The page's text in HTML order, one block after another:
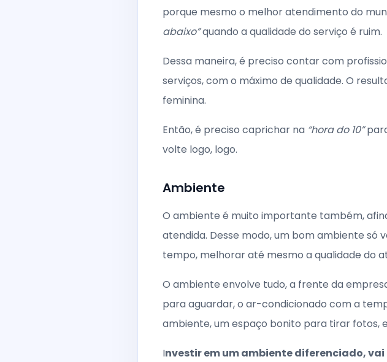
porque mesmo o melhor atendimento do
abaixo”quando a qualidade do serviço é ruim.
Dessa maneira, é preciso contar com
serviços, com o máximo de qualidade. O
feminina.
Então, é preciso caprichar na “hora do 10”
volte logo, logo.
Ambiente
O ambiente é muito importante também,
atendida. Desse modo, um bom ambiente
tempo, melhorar até mesmo a qualidade do
O ambiente envolve tudo, a frente da
para aguardar, o ar-condicionado com a
ambiente, um espaço bonito para tirar fotos,
Investir em um ambiente diferenciado,